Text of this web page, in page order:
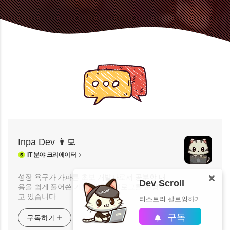
Inpa Dev 👨‍💻
IT분야 크리에이터
성장 욕구가 가파른 초보 개발자로서 공부한 내
용을 쉽게 풀어쓴 기술 개발자 블로그를 운영하
고 있습니다.
구독하기
Dev Scroll
티스토리 팔로잉하기
구독